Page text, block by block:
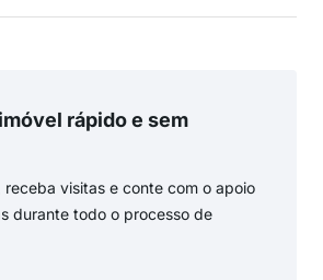
rápido e sem
receba visitas e conte com o apoio
durante todo o processo de